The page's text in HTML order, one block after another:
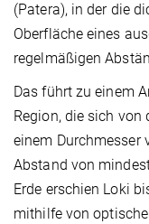
(Patera), in der die
Oberfläche eines
regelmäßigen
Das führt zu einem
Region, die sich
einem Durchmesser
Abstand von
Erde erschien Loki
mithilfe von